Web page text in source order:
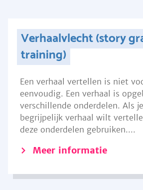
Verhaalvlecht (story
training)
Een verhaal vertellen is niet
eenvoudig. Een verhaal is
verschillende onderdelen. Als
begrijpelijk verhaal wilt
deze onderdelen gebruiken....
Meer informatie